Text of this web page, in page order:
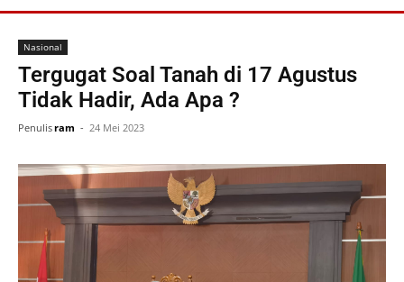
Beranda Nasional
Nasional
Tergugat Soal Tanah di 17 Agustus
Tidak Hadir, Ada Apa ?
Penulisram - 24 Mei 2023